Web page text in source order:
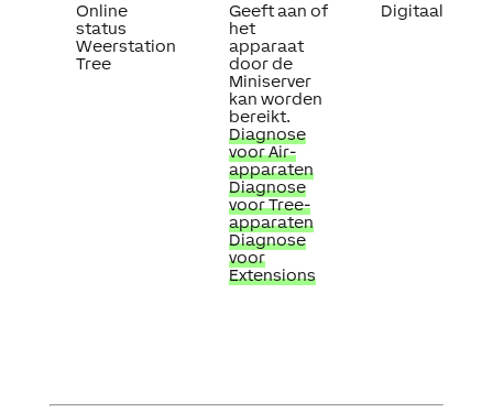
Online
status
Weerstation
Tree
Geeft aan of
het
apparaat
door de
Miniserver
kan worden
bereikt.
Diagnose
voor Air-
apparaten
Diagnose
voor Tree-
apparaten
Diagnose
voor
Extensions
Digitaal